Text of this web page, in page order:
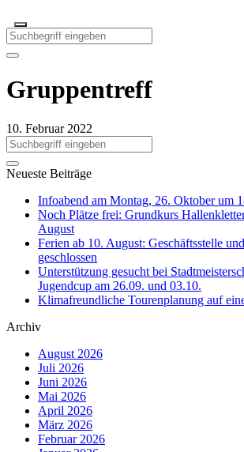
Gruppentreff
10. Februar 2022
Neueste Beiträge
Infoabend am Montag, 26. Oktober um
Noch Plätze frei: Grundkurs
August
Ferien ab 10. August: Geschäftsstelle
geschlossen
Unterstützung gesucht bei
Jugendcup am 26.09. und 03.10.
Klimafreundliche Tourenplanung auf
Archiv
August 2026
Juli 2026
Juni 2026
Mai 2026
April 2026
März 2026
Februar 2026